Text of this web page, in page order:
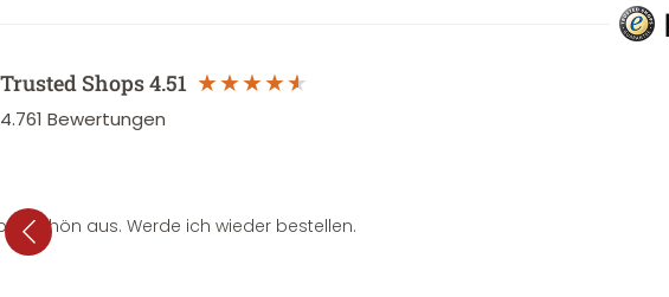
Trusted Shops4.51
4.761 Bewertungen
schön aus. Werde ich wieder bestellen.